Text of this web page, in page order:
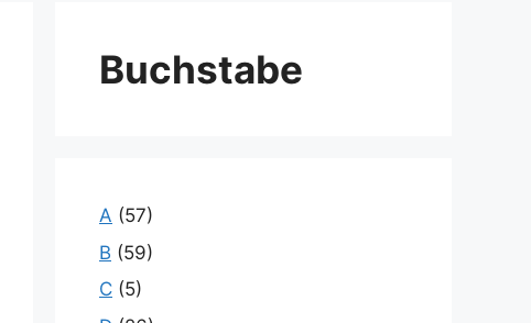
Buchstabe
A (57)
B (59)
C (5)